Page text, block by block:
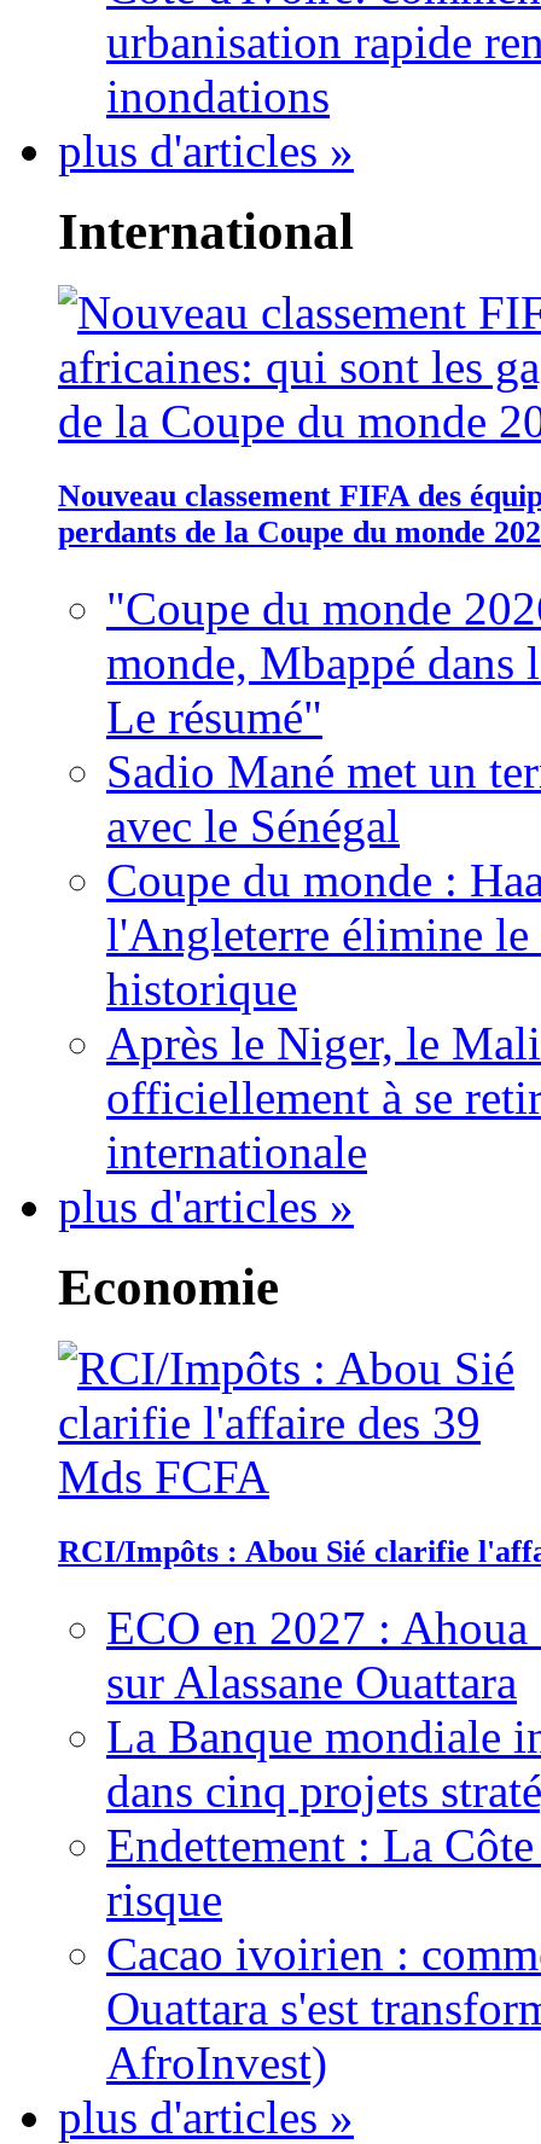
urbanisation rapide
inondations
plus d'articles »
International
Nouveau classement FIFA des
perdants de la Coupe du monde
"Coupe du monde
monde, Mbappé dans
Le résumé"
Sadio Mané met un
avec le Sénégal
Coupe du monde :
l'Angleterre élimine
historique
Après le Niger, le
officiellement à se
internationale
plus d'articles »
Economie
RCI/Impôts : Abou Sié clarifie
ECO en 2027 :
sur Alassane Ouattara
La Banque mondiale
dans cinq projets
Endettement : La
risque
Cacao ivoirien :
Ouattara s'est
AfroInvest)
plus d'articles »